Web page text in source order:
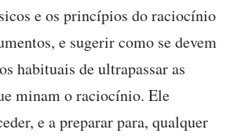
e os princípios do raciocínio
e sugerir como se devem
habituais de ultrapassar as
minam o raciocínio. Ele
e a preparar para, qualquer